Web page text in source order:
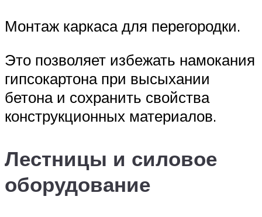
Монтаж каркаса для перегородки.
Это позволяет избежать намокания
гипсокартона при высыхании
бетона и сохранить свойства
конструкционных материалов.
Лестницы и силовое
оборудование